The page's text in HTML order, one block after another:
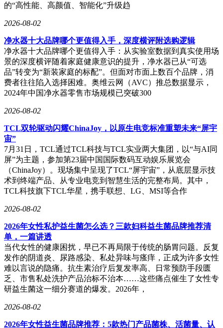
的“高性能、高颜值、智能化”升级趋
2026-08-02
净水器十大品牌哪个更值得入手，深度横评附选购逻辑
净水器十大品牌哪个更值得入手：从实验室数据到真实使用场
景的深度横评随着家庭健康意识的提升，净水器已从“可选
品”转变为“新装家庭的标配”。但面对市面上数百个品牌，消
费者往往陷入选择困难。奥维云网（AVC）推总数据显示，
2024年中国净水器零售市场规模已突破300
2026-08-02
TCL双轮驱动闪耀ChinaJoy，以原生电竞标准重塑未来“屏宇
宙”
7月31日，TCL通过TCL科技与TCL实业两大集团，以“与AI同
屏”为主题，参加第23届中国国际数码互动娱乐展览会
（ChinaJoy）。现场集中呈现了TCL“屏宇宙”，从底层显示技
术到终端产品、从专业电竞到智慧生活的完整布局。其中，
TCL科技旗下TCL华星，携手联想、LG、MSI等合作
2026-08-02
2026年女性私护益生菌怎么选？三款妇科益生菌品牌推荐清
单，一篇讲透
当代女性的健康困扰，早已不再局限于传统的肠胃问题。反复
发作的阴道炎、尿路感染、私处异味与瘙痒，正成为许多女性
难以言说的隐痛。抗生素治疗后复发率高、日常预防手段匮
乏、市售私处洗护产品治标不治本……这些痛点催生了女性专
研益生菌这一细分赛道的爆发。2026年，
2026-08-02
2026年女性益生菌品牌推荐：5款热门产品菌株、活菌量、认